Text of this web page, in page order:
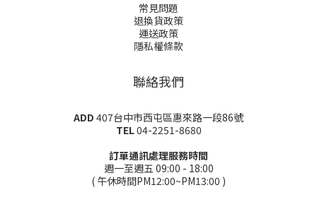
常見問題
退換貨政策
運送政策
隱私權條款
聯絡我們
ADD 407台中市西屯區惠來路一段86號
TEL04-2251-8680
訂單通訊處理服務時間
週一至週五 09:00 - 18:00
( 午休時間PM12:00~PM13:00 )